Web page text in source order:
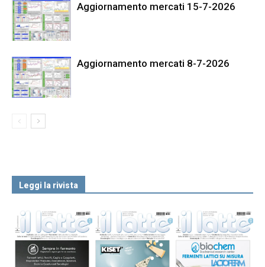
Aggiornamento mercati 15-7-2026
Aggiornamento mercati 8-7-2026
Leggi la rivista